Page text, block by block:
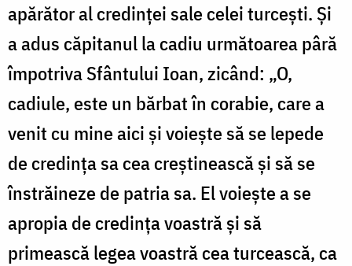
apărător al credinței sale celei turcești. Și
a adus căpitanul la cadiu următoarea pâră
împotriva Sfântului Ioan, zicând: „O,
cadiule, este un bărbat în corabie, care a
venit cu mine aici și voiește să se lepede
de credința sa cea creștinească și să se
înstrăineze de patria sa. El voiește a se
apropia de credința voastră și să
primească legea voastră cea turcească, ca